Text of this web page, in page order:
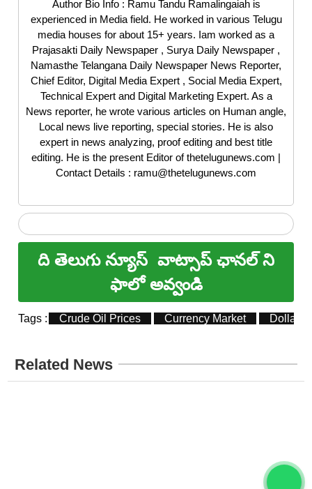
Author Bio Info : Ramu Tandu Ramalingaiah is
experienced in Media field. He worked in various Telugu
media houses for about 15+ years. Iam worked as a
Prajasakti Daily Newspaper , Surya Daily Newspaper ,
Namasthe Telangana Daily Newspaper News Reporter,
Chief Editor, Digital Media Expert , Social Media Expert,
Technical Expert and Digital Marketing Expert. As a
News reporter, he wrote various articles on Human angle,
Local news live reporting, special stories. He is also
expert in news analyzing, proof editing and best title
editing. He is the present Editor of thetelugunews.com |
Contact Details : ramu@thetelugunews.com
ది తెలుగు న్యూస్ వాట్సాప్ ఛానల్ ని
ఫాలో అవ్వండి
Tags : Crude Oil Prices Currency Market Dollar
Related News